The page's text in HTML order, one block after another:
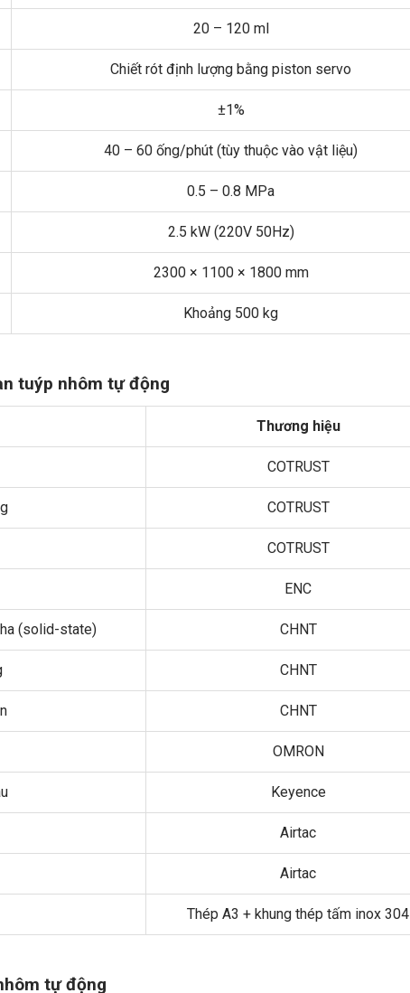
20 – 120 ml
Chiết rót định lượng bằng piston servo
±1%
40 – 60 ống/phút (tùy thuộc vào vật liệu)
0.5 – 0.8 MPa
2.5 kW (220V 50Hz)
2300 × 1100 × 1800 mm
Khoảng 500 kg
tuýp nhôm tự động
Thương hiệu
COTRUST
COTRUST
COTRUST
ENC
(solid-state) CHNT
CHNT
CHNT
OMRON
Keyence
Airtac
Airtac
Thép A3 + khung thép tấm inox 304
tự động